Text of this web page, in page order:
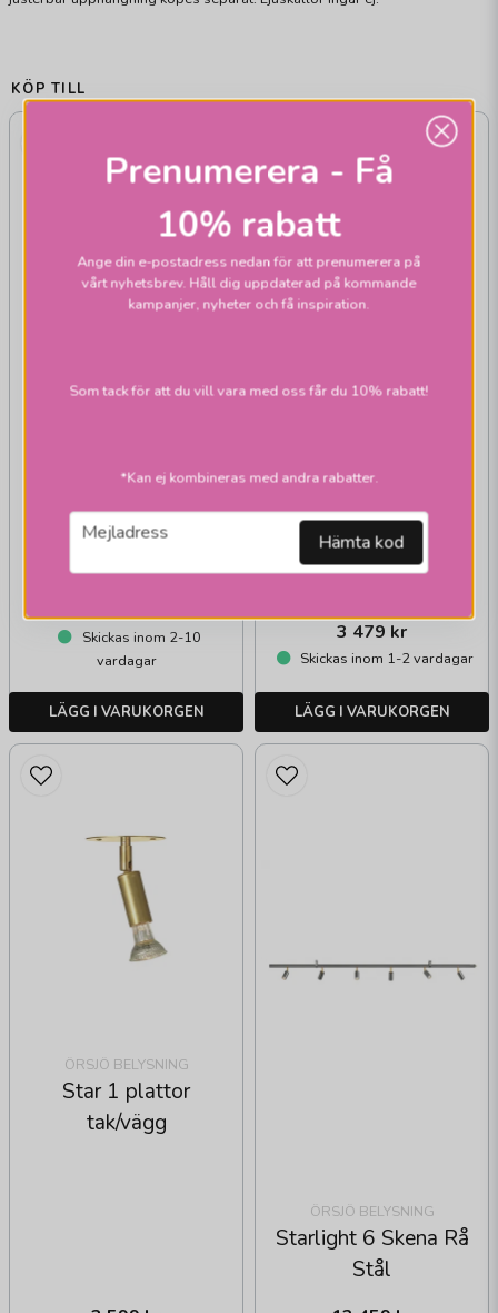
KÖP TILL
ÖRSJÖ BELYSNING
Star 6 Takskena Rå
13 165 kr
Skickas inom 2-10
vardagar
LÄGG I VARUKORGEN
fast montage
3 479 kr
Skickas inom 1-2 vardagar
LÄGG I VARUKORGEN
ÖRSJÖ BELYSNING
Star 1 plattor
tak/vägg
ÖRSJÖ BELYSNING
Starlight 6 Skena Rå
Stål
Prenumerera - Få
10% rabatt
Ange din e-postadress nedan för att prenumerera på
vårt nyhetsbrev. Håll dig uppdaterad på kommande
kampanjer, nyheter och få inspiration.
Som tack för att du vill vara med oss får du 10% rabatt!
*Kan ej kombineras med andra rabatter.
email
Mejladress Hämta kod